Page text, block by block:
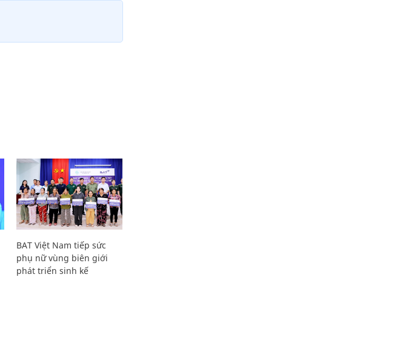
BAT Việt Nam tiếp sức
phụ nữ vùng biên giới
phát triển sinh kế